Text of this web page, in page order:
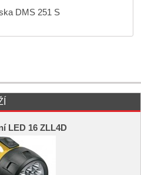
DMS 251 S
LED 16 ZLL4D